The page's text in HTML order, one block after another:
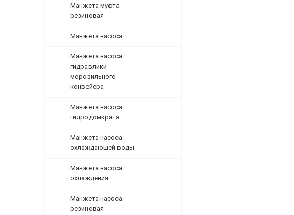
Манжета муфта
резиновая
Манжета насоса
Манжета насоса
гидравлики
морозильного
конвейера
Манжета насоса
гидродомкрата
Манжета насоса
охлаждающей воды
Манжета насоса
охлаждения
Манжета насоса
резиновая